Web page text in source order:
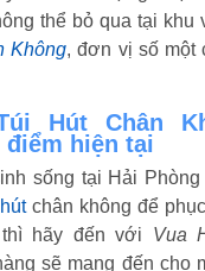
thể bỏ qua tại khu
Không, đơn vị số một
Hút Chân
hiện tại
sống tại Hải
chân không để
hãy đến với Vua
sẽ mang đến cho